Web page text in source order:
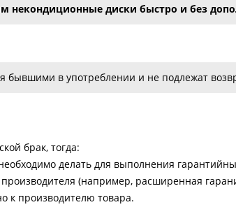
диски быстро и без
в употреблении и не подлежат
брак, тогда:
делать для выполнения
(например, расширенная
к производителю товара.